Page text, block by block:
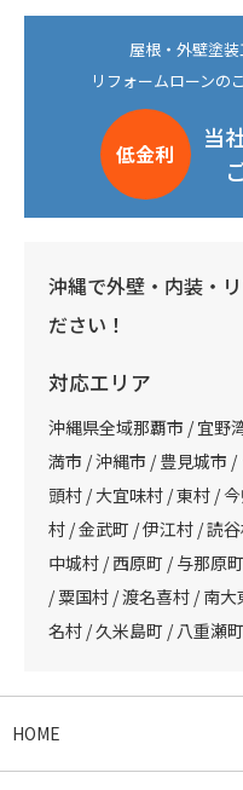
屋根・外壁塗
リフォームローンの
低金利
当
沖縄で外壁・内装・
ださい！
対応エリア
沖縄県全域那覇市 / 宜野
満市 / 沖縄市 / 豊見城市
頭村 / 大宜味村 / 東村 /
村 / 金武町 / 伊江村 / 読
中城村 / 西原町 / 与那原
/ 粟国村 / 渡名喜村 / 南
名村 / 久米島町 / 八重瀬
HOME